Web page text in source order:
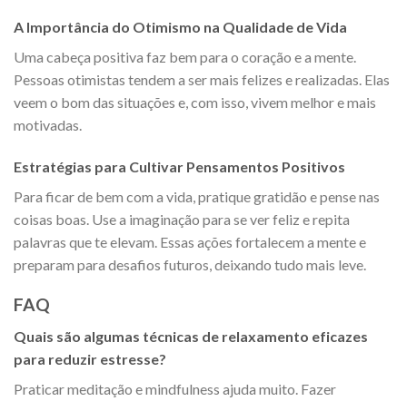
A Importância do Otimismo na Qualidade de Vida
Uma cabeça positiva faz bem para o coração e a mente.
Pessoas otimistas tendem a ser mais felizes e realizadas. Elas
veem o bom das situações e, com isso, vivem melhor e mais
motivadas.
Estratégias para Cultivar Pensamentos Positivos
Para ficar de bem com a vida, pratique gratidão e pense nas
coisas boas. Use a imaginação para se ver feliz e repita
palavras que te elevam. Essas ações fortalecem a mente e
preparam para desafios futuros, deixando tudo mais leve.
FAQ
Quais são algumas técnicas de relaxamento eficazes
para reduzir estresse?
Praticar meditação e mindfulness ajuda muito. Fazer